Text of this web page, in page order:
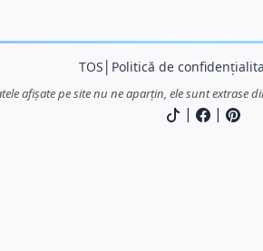
TOS Politică de
afișate pe site nu ne aparțin, ele sunt extrase
| |